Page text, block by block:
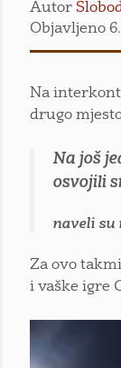
Autor
Objavljeno
Na
drugo
Na još
osvojili
naveli su
Za ovo
i vaške igre